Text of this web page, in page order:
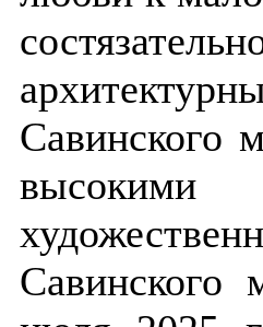
Савинского
высокими
Савинского